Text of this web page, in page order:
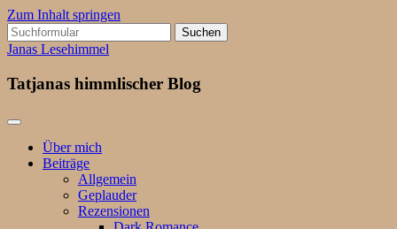
Zum Inhalt springen
Suchen
nach:
Janas Lesehimmel
Tatjanas himmlischer Blog
Über mich
Beiträge
Allgemein
Geplauder
Rezensionen